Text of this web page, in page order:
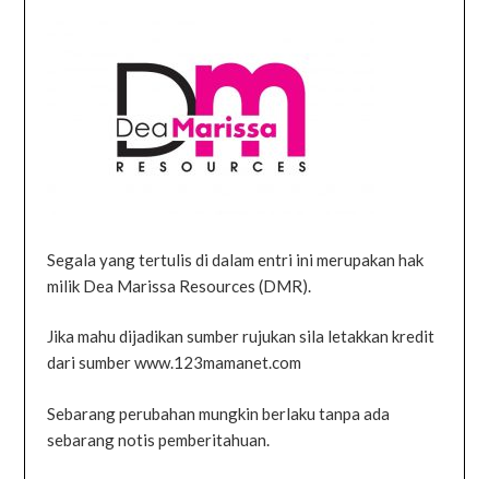
Segala yang tertulis di dalam entri ini merupakan hak
milik Dea Marissa Resources (DMR).
Jika mahu dijadikan sumber rujukan sila letakkan kredit
dari sumber www.123mamanet.com
Sebarang perubahan mungkin berlaku tanpa ada
sebarang notis pemberitahuan.